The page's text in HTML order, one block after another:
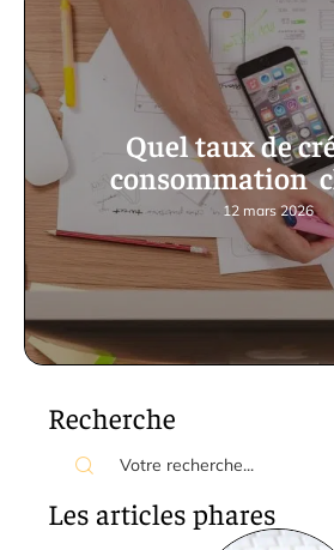
Quel taux de
consommation
12 mars 2026
Recherche
Les articles phares